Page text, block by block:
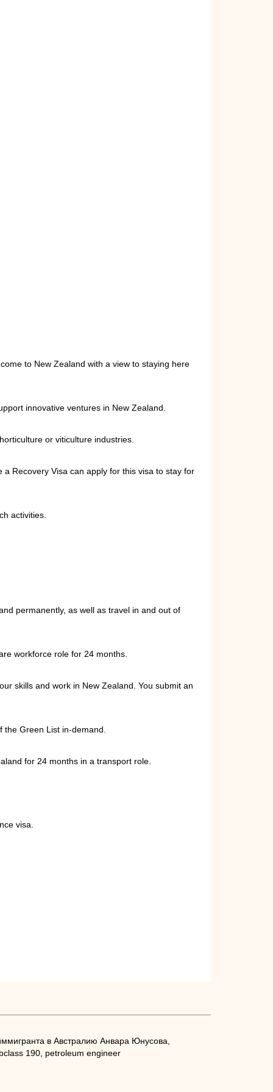
to New Zealand with a view to staying here
innovative ventures in New Zealand.
or viticulture industries.
Recovery Visa can apply for this visa to stay for
activities.
permanently, as well as travel in and out of
workforce role for 24 months.
skills and work in New Zealand. You submit an
Green List in-demand.
for 24 months in a transport role.
visa.
в Австралию Анвара Юнусова,
190, petroleum engineer